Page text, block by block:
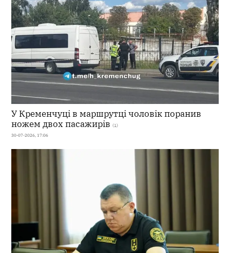
У Кременчуці в маршрутці чоловік поранив
ножем двох пасажирів (1)
30-07-2026, 17:06